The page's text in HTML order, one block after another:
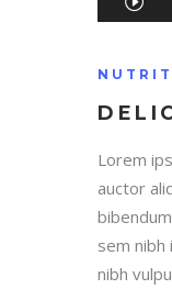
Player
Lorem
auctor
sem
nibh